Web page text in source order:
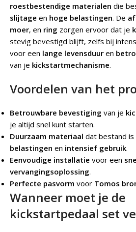
roestbestendige materialen die
slijtage en hoge belastingen. De
moer, en ring zorgen ervoor dat je
stevig bevestigd blijft, zelfs bij
voor een lange levensduur en
van je kickstartmechanisme.
Voordelen van het
Betrouwbare bevestiging van je
je altijd snel kunt starten.
Duurzaam materiaal dat bestand is
belastingen en intensief gebruik.
Eenvoudige installatie voor een
vervangingsoplossing.
Perfecte pasvorm voor Tomos
Wanneer moet je de
kickstartpedaal set